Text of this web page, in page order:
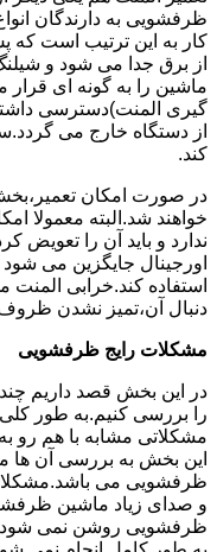
ظرفشویی به دارندگان
کار به این ترتیب است که
از برق جدا می شود و
ماشین را به گونه ای
گیری المنت)دسترسی
از دستگاه خارج می
کند.
در صورت امکان
خواهند شد.البته معمولا
ندارد و باید آن را تعویض
اورجینال جایگزین می
استفاده کند.خرابی
دنبال آن،تمیز نشدن
مشکلات رایج ظرفشویی
در این بخش قصد داریم
را بررسی کنیم.به طور
مشکلاتی مشابه با هم رو
این بخش به بررسی آن ها
ظرفشویی می
و صدای زیاد ماشین
ظرفشویی روشن نمی